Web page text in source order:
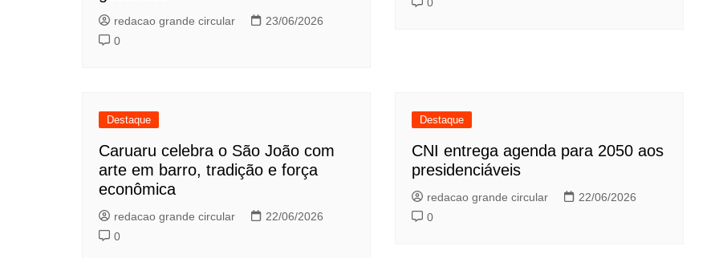
redacao grande circular
23/06/2026
0
0
Destaque
Caruaru celebra o São João com
arte em barro, tradição e força
econômica
redacao grande circular
22/06/2026
0
Destaque
CNI entrega agenda para 2050 aos
presidenciáveis
redacao grande circular
22/06/2026
0